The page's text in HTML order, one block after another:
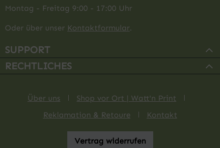
Montag - Freitag 9:00 - 17:00 Uhr
Oder über unser Kontaktformular.
SUPPORT
RECHTLICHES
Über uns
Shop vor Ort | Watt'n Print
Reklamation & Retoure
Kontakt
Vertrag widerrufen